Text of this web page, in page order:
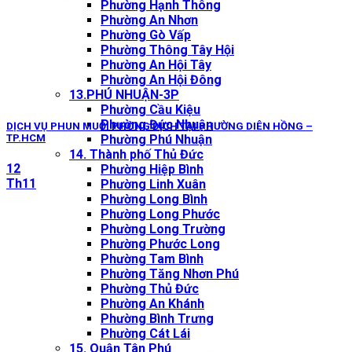
Phường Hạnh Thông
Phường An Nhơn
Phường Gò Vấp
Phường Thông Tây Hội
Phường An Hội Tây
Phường An Hội Đông
13.PHÚ NHUẬN-3P
Phường Cầu Kiệu
Phường Đức Nhuận
Phường Phú Nhuận
14. Thành phố Thủ Đức
Phường Hiệp Bình
Phường Linh Xuân
Phường Long Bình
Phường Long Phước
Phường Long Trường
Phường Phước Long
Phường Tam Bình
Phường Tăng Nhơn Phú
Phường Thủ Đức
Phường An Khánh
Phường Bình Trưng
Phường Cát Lái
15. Quận Tân Phú
DỊCH VỤ PHUN MUỖI PHÒNG DỊCH TẠI PHƯỜNG DIÊN HỒNG –
TP.HCM
12
Th11